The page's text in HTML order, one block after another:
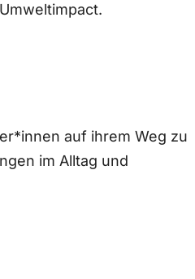
auf ihrem Weg zu
im Alltag und